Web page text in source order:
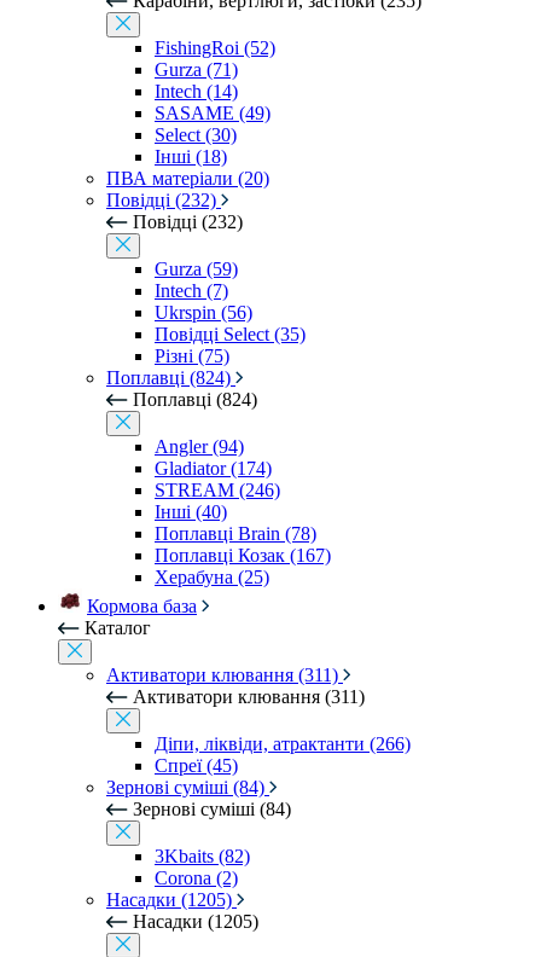
FishingRoi (52)
Gurza (71)
Intech (14)
SASAME (49)
Select (30)
Інші (18)
ПВА матеріали (20)
Повідці (232)
Повідці (232)
Gurza (59)
Intech (7)
Ukrspin (56)
Повідці Select (35)
Різні (75)
Поплавці (824)
Поплавці (824)
Angler (94)
Gladiator (174)
STREAM (246)
Інші (40)
Поплавці Brain (78)
Поплавці Козак (167)
Херабуна (25)
Кормова база
Каталог
Активатори клювання (311)
Активатори клювання (311)
Діпи, ліквіди, атрактанти (266)
Спреї (45)
Зернові суміші (84)
Зернові суміші (84)
3Kbaits (82)
Corona (2)
Насадки (1205)
Насадки (1205)